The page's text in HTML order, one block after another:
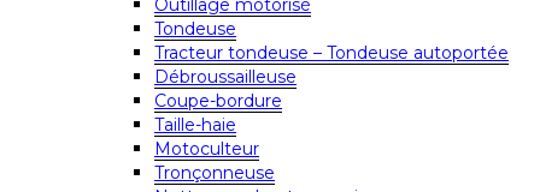
Outillage motorisé
Tondeuse
Tracteur tondeuse – Tondeuse autoportée
Débroussailleuse
Coupe-bordure
Taille-haie
Motoculteur
Tronçonneuse